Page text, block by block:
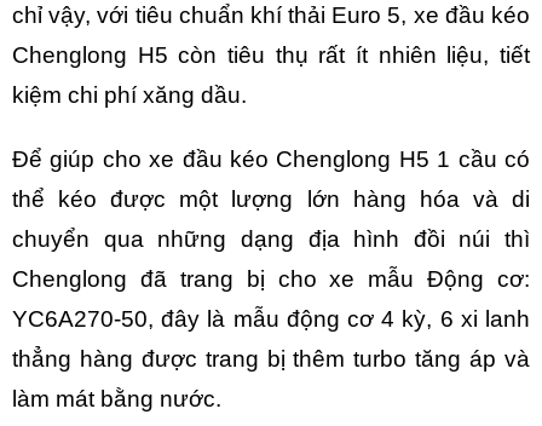
chỉ vậy, với tiêu chuẩn khí thải Euro 5, xe đầu kéo
Chenglong H5 còn tiêu thụ rất ít nhiên liệu, tiết
kiệm chi phí xăng dầu.
Để giúp cho xe đầu kéo Chenglong H5 1 cầu có
thể kéo được một lượng lớn hàng hóa và di
chuyển qua những dạng địa hình đồi núi thì
Chenglong đã trang bị cho xe mẫu Động cơ:
YC6A270-50, đây là mẫu động cơ 4 kỳ, 6 xi lanh
thẳng hàng được trang bị thêm turbo tăng áp và
làm mát bằng nước.